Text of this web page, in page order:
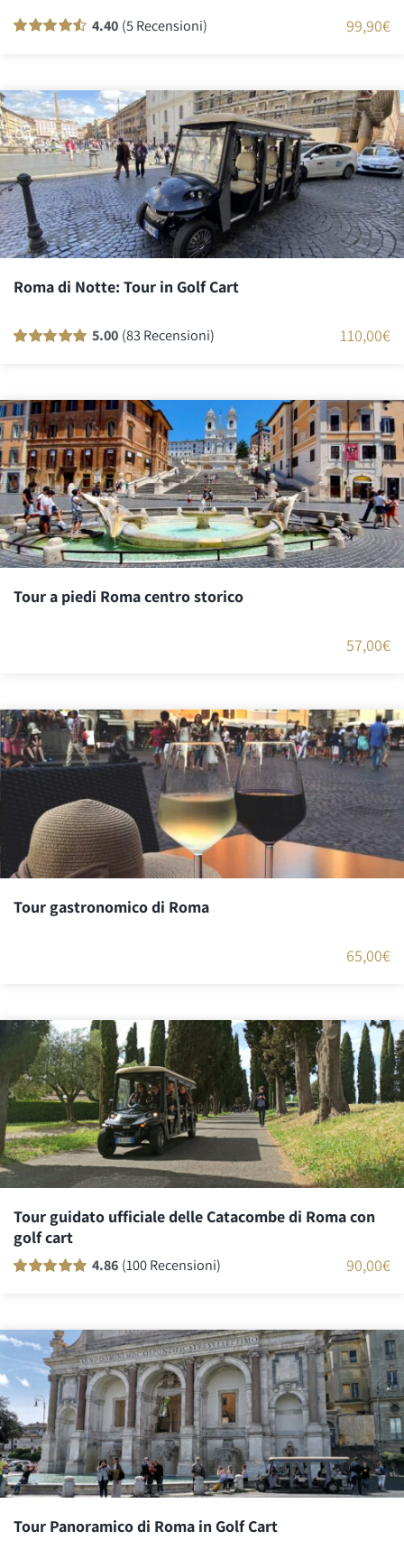
recensioni
4.40 (5 Recensioni) 99,90€
Roma di Notte: Tour in Golf Cart
5.00 (83 Recensioni) 110,00€
Tour a piedi Roma centro storico
57,00€
Tour gastronomico di Roma
65,00€
Tour guidato ufficiale delle Catacombe di Roma con
golf cart
4.86 (100 Recensioni) 90,00€
Tour Panoramico di Roma in Golf Cart